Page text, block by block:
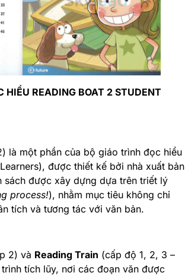
READING BOAT 2 STUDENT
là một phần của bộ giáo trình đọc hiểu
được thiết kế bởi nhà xuất bản
được xây dựng dựa trên triết lý
process!), nhằm mục tiêu không chỉ
tích và tương tác với văn bản.
2) và Reading Train (cấp độ 1, 2, 3 –
tích lũy, nơi các đoạn văn được